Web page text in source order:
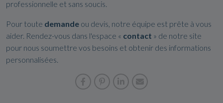
professionnelle et sans soucis.
Pour toute demande ou devis, notre équipe est prête à vous
aider. Rendez-vous dans l'espace « contact » de notre site
pour nous soumettre vos besoins et obtenir des informations
personnalisées.